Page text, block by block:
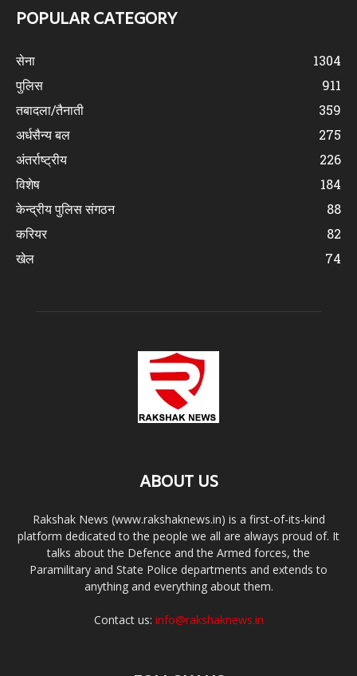
POPULAR CATEGORY
सेना
1304
पुलिस
911
तबादला/तैनाती
359
अर्धसैन्य बल
275
अंतर्राष्ट्रीय
226
विशेष
184
केन्द्रीय पुलिस संगठन
88
करियर
82
खेल
74
ABOUT US
Rakshak News (www.rakshaknews.in) is a first-of-its-kind
platform dedicated to the people we all are always proud of. It
talks about the Defence and the Armed forces, the
Paramilitary and State Police departments and extends to
anything and everything about them.
Contact us: info@rakshaknews.in